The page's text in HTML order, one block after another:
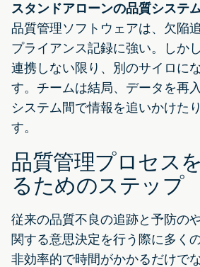
スタンドアローンの品質システ
品質管理ソフトウェアは、欠陥
プライアンス記録に強い。しか
連携しない限り、別のサイロに
す。チームは結局、データを再
システム間で情報を追いかけた
す。
品質管理プロセス
るためのステップ
従来の品質不良の追跡と予防の
関する意思決定を行う際に多く
非効率的で時間がかかるだけで